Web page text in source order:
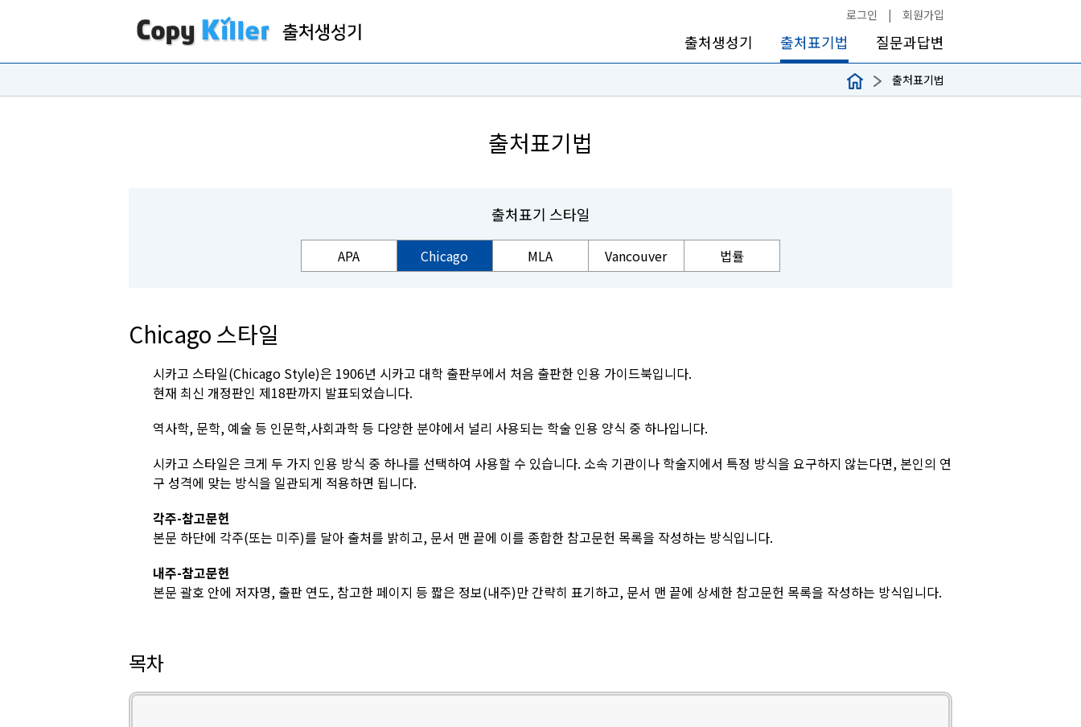
로그인 | 회원가입
출처생성기 출처표기법 질문과답변
출처표기법
출처표기법
출처표기 스타일
APA Chicago MLA Vancouver 법률
Chicago 스타일
시카고 스타일(Chicago Style)은 1906년 시카고 대학 출판부에서 처음 출판한 인용 가이드북입니다.
현재 최신 개정판인 제18판까지 발표되었습니다.
역사학, 문학, 예술 등 인문학,사회과학 등 다양한 분야에서 널리 사용되는 학술 인용 양식 중 하나입니다.
시카고 스타일은 크게 두 가지 인용 방식 중 하나를 선택하여 사용할 수 있습니다. 소속 기관이나 학술지에서 특정 방식을 요구하지 않는다면, 본인의 연
구 성격에 맞는 방식을 일관되게 적용하면 됩니다.
각주-참고문헌
본문 하단에 각주(또는 미주)를 달아 출처를 밝히고, 문서 맨 끝에 이를 종합한 참고문헌 목록을 작성하는 방식입니다.
내주-참고문헌
본문 괄호 안에 저자명, 출판 연도, 참고한 페이지 등 짧은 정보(내주)만 간략히 표기하고, 문서 맨 끝에 상세한 참고문헌 목록을 작성하는 방식입니다.
목차